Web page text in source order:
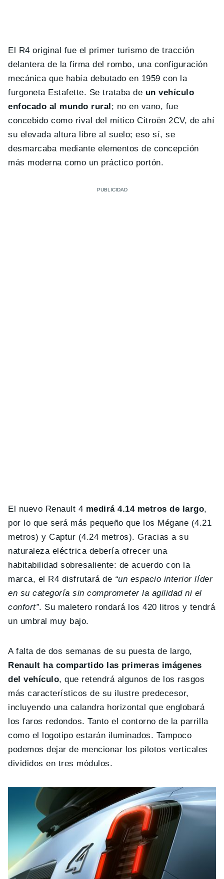
El R4 original fue el primer turismo de tracción
delantera de la firma del rombo, una configuración
mecánica que había debutado en 1959 con la
furgoneta Estafette. Se trataba de un vehículo
enfocado al mundo rural ; no en vano, fue
concebido como rival del mítico Citroën 2CV, de ahí
su elevada altura libre al suelo; eso sí, se
desmarcaba mediante elementos de concepción
más moderna como un práctico portón.
El nuevo Renault 4 medirá 4.14 metros de largo,
por lo que será más pequeño que los Mégane (4.21
metros) y Captur (4.24 metros). Gracias a su
naturaleza eléctrica debería ofrecer una
habitabilidad sobresaliente: de acuerdo con la
marca, el R4 disfrutará de “un espacio interior líder
en su categoría sin comprometer la agilidad ni el
confort”. Su maletero rondará los 420 litros y tendrá
un umbral muy bajo.
A falta de dos semanas de su puesta de largo,
Renault ha compartido las primeras imágenes
del vehículo, que retendrá algunos de los rasgos
más característicos de su ilustre predecesor,
incluyendo una calandra horizontal que englobará
los faros redondos. Tanto el contorno de la parrilla
como el logotipo estarán iluminados. Tampoco
podemos dejar de mencionar los pilotos verticales
divididos en tres módulos.